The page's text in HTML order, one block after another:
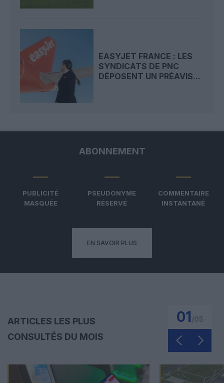
EASYJET FRANCE : LES
SYNDICATS DE PNC
DÉPOSENT UN PRÉAVIS...
ABONNEMENT
PUBLICITÉ
MASQUÉE
PSEUDONYME
RÉSERVÉ
COMMENTAIRE
INSTANTANÉ
EN SAVOIR PLUS
ARTICLES LES PLUS
CONSULTÉS DU MOIS
01